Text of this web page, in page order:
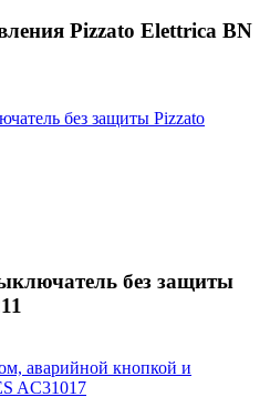
Pizzato Elettrica BN
без защиты